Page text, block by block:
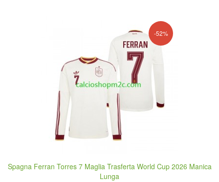
-52%
Spagna Ferran Torres 7 Maglia Trasferta World Cup 2026 Manica
Lunga